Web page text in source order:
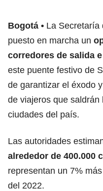
Bogotá
La Secretaría
puesto en marcha un
corredores de salida
este puente festivo de
de garantizar el éxodo
de viajeros que
ciudades del país.
Las autoridades
alrededor de 400.000
representan un 7%
del 2022.